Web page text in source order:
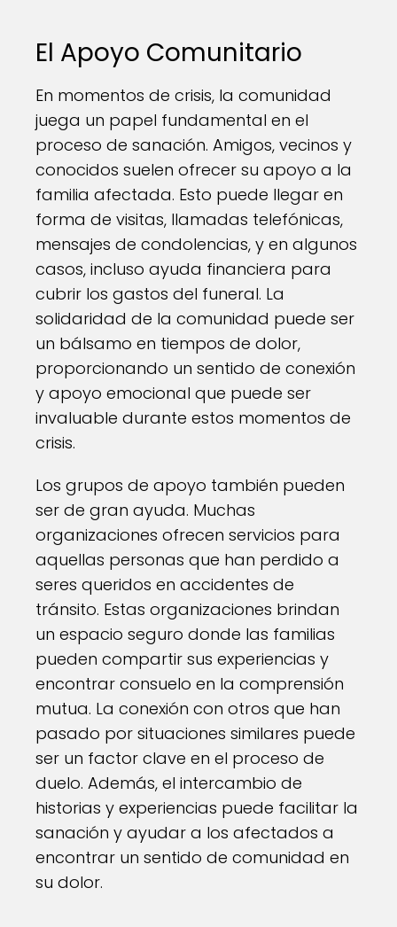
El Apoyo Comunitario
En momentos de crisis, la comunidad
juega un papel fundamental en el
proceso de sanación. Amigos, vecinos y
conocidos suelen ofrecer su apoyo a la
familia afectada. Esto puede llegar en
forma de visitas, llamadas telefónicas,
mensajes de condolencias, y en algunos
casos, incluso ayuda financiera para
cubrir los gastos del funeral. La
solidaridad de la comunidad puede ser
un bálsamo en tiempos de dolor,
proporcionando un sentido de conexión
y apoyo emocional que puede ser
invaluable durante estos momentos de
crisis.
Los grupos de apoyo también pueden
ser de gran ayuda. Muchas
organizaciones ofrecen servicios para
aquellas personas que han perdido a
seres queridos en accidentes de
tránsito. Estas organizaciones brindan
un espacio seguro donde las familias
pueden compartir sus experiencias y
encontrar consuelo en la comprensión
mutua. La conexión con otros que han
pasado por situaciones similares puede
ser un factor clave en el proceso de
duelo. Además, el intercambio de
historias y experiencias puede facilitar la
sanación y ayudar a los afectados a
encontrar un sentido de comunidad en
su dolor.